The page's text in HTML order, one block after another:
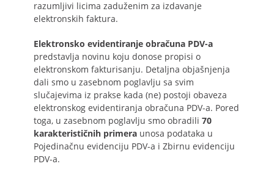
razumljivi licima zaduženim za izdavanje
elektronskih faktura.
Elektronsko evidentiranje obračuna PDV-a
predstavlja novinu koju donose propisi o
elektronskom fakturisanju. Detaljna objašnjenja
dali smo u zasebnom poglavlju sa svim
slučajevima iz prakse kada (ne) postoji obaveza
elektronskog evidentiranja obračuna PDV-a. Pored
toga, u zasebnom poglavlju smo obradili 70
karakterističnih primera unosa podataka u
Pojedinačnu evidenciju PDV-a i Zbirnu evidenciju
PDV-a.